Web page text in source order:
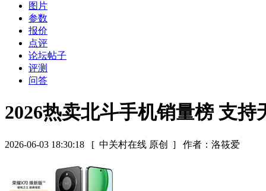
图片
参数
报价
点评
论坛帖子
评测
问答
2026热卖北斗手机销量榜 支
2026-06-03 18:30:18 [ 中关村在线 原创 ] 作者：洛筱爱